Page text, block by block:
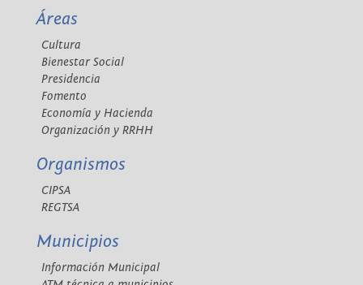
Áreas
Cultura
Bienestar Social
Presidencia
Fomento
Economía y Hacienda
Organización y RRHH
Organismos
CIPSA
REGTSA
Municipios
Información Municipal